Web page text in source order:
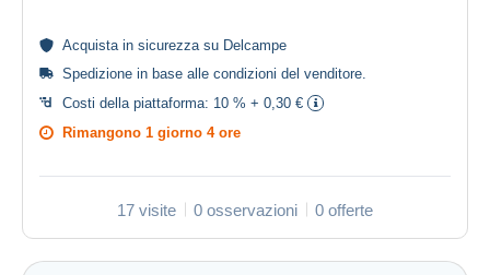
Acquista in sicurezza su Delcampe
Spedizione in base alle condizioni del venditore
Costi della piattaforma: 10 % + 0,30 €
Rimangono 1 giorno 4 ore
17 visite 0 osservazioni 0 offerte